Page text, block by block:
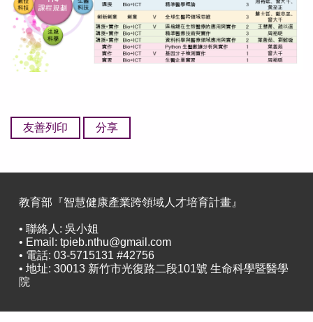
友善列印 分享
教育部『智慧健康產業跨領域人才培育計畫』
• 聯絡人: 吳小姐
• Email: tpieb.nthu@gmail.com
• 電話: 03-5715131 #42756
• 地址: 30013 新竹市光復路二段101號 生命科學暨醫學
院